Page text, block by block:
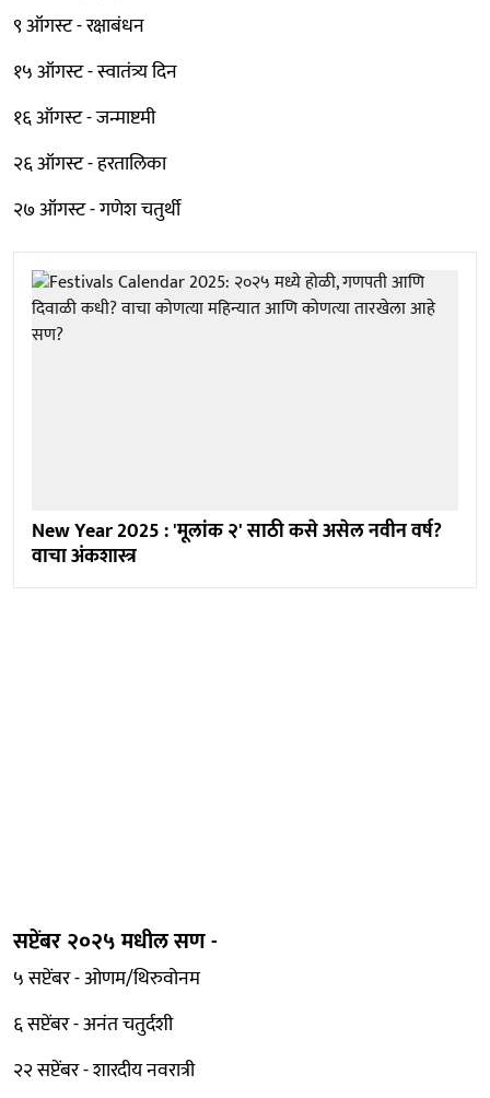
९ ऑगस्ट - रक्षाबंधन
१५ ऑगस्ट - स्वातंत्र्य दिन
१६ ऑगस्ट - जन्माष्टमी
२६ ऑगस्ट - हरतालिका
२७ ऑगस्ट - गणेश चतुर्थी
New Year 2025 : 'मूलांक २' साठी कसे असेल नवीन वर्ष?
वाचा अंकशास्त्र
सप्टेंबर २०२५ मधील सण -
५ सप्टेंबर - ओणम/थिरुवोनम
६ सप्टेंबर - अनंत चतुर्दशी
२२ सप्टेंबर - शारदीय नवरात्री